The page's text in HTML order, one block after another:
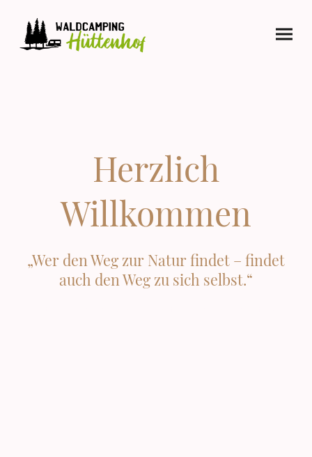
Herzlich
Willkommen
„Wer den Weg zur Natur findet – findet
auch den Weg zu sich selbst.“